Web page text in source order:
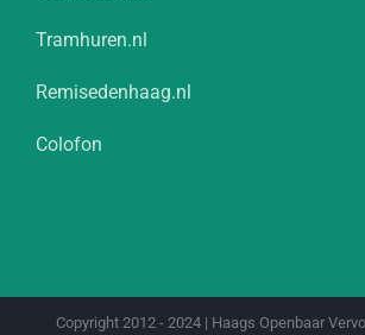
Tramhuren.nl
Remisedenhaag.nl
Colofon
Copyright 2012 - 2024 | Haags Openbaar